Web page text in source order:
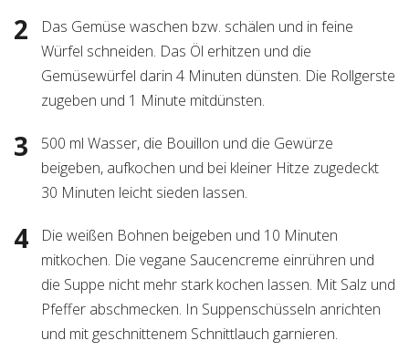
Das Gemüse waschen bzw. schälen und in feine
Würfel schneiden. Das Öl erhitzen und die
Gemüsewürfel darin 4 Minuten dünsten. Die Rollgerste
zugeben und 1 Minute mitdünsten.
500 ml Wasser, die Bouillon und die Gewürze
beigeben, aufkochen und bei kleiner Hitze zugedeckt
30 Minuten leicht sieden lassen.
Die weißen Bohnen beigeben und 10 Minuten
mitkochen. Die vegane Saucencreme einrühren und
die Suppe nicht mehr stark kochen lassen. Mit Salz und
Pfeffer abschmecken. In Suppenschüsseln anrichten
und mit geschnittenem Schnittlauch garnieren.